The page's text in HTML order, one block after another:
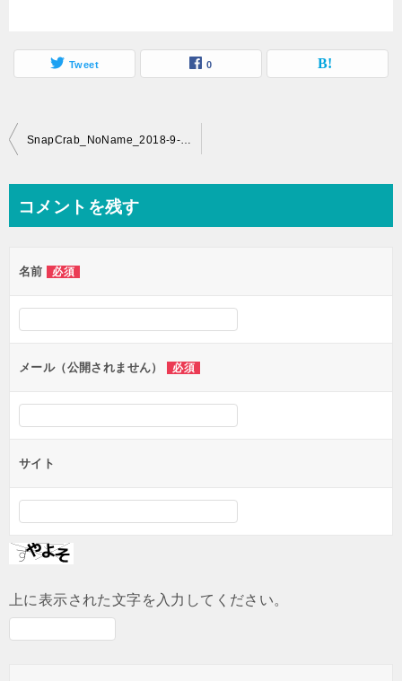
Tweet 0
投
ビ
ー
シ
ン
SnapCrab_NoName_2018-9-6_12-7-26_No-00
コメントを残す
名前 必須
メール（公開されません） 必須
サイト
上に表示された文字を入力してください。